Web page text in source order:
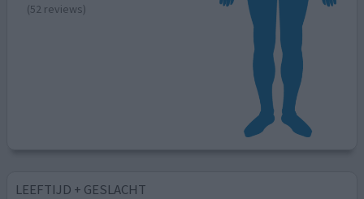
(52 reviews)
LEEFTIJD + GESLACHT